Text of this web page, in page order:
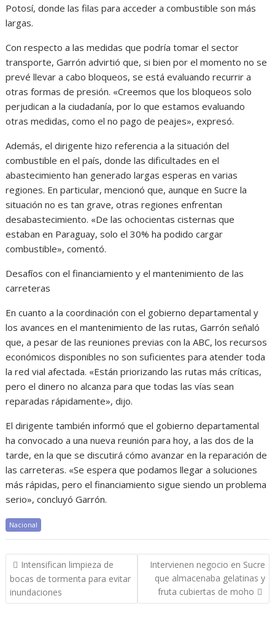
Potosí, donde las filas para acceder a combustible son más
largas.
Con respecto a las medidas que podría tomar el sector
transporte, Garrón advirtió que, si bien por el momento no se
prevé llevar a cabo bloqueos, se está evaluando recurrir a
otras formas de presión. «Creemos que los bloqueos solo
perjudican a la ciudadanía, por lo que estamos evaluando
otras medidas, como el no pago de peajes», expresó.
Además, el dirigente hizo referencia a la situación del
combustible en el país, donde las dificultades en el
abastecimiento han generado largas esperas en varias
regiones. En particular, mencionó que, aunque en Sucre la
situación no es tan grave, otras regiones enfrentan
desabastecimiento. «De las ochocientas cisternas que
estaban en Paraguay, solo el 30% ha podido cargar
combustible», comentó.
Desafíos con el financiamiento y el mantenimiento de las
carreteras
En cuanto a la coordinación con el gobierno departamental y
los avances en el mantenimiento de las rutas, Garrón señaló
que, a pesar de las reuniones previas con la ABC, los recursos
económicos disponibles no son suficientes para atender toda
la red vial afectada. «Están priorizando las rutas más críticas,
pero el dinero no alcanza para que todas las vías sean
reparadas rápidamente», dijo.
El dirigente también informó que el gobierno departamental
ha convocado a una nueva reunión para hoy, a las dos de la
tarde, en la que se discutirá cómo avanzar en la reparación de
las carreteras. «Se espera que podamos llegar a soluciones
más rápidas, pero el financiamiento sigue siendo un problema
serio», concluyó Garrón.
Nacional
Navegación
de
entradas
Intensifican limpieza de
bocas de tormenta para evitar
inundaciones
Intervienen negocio en Sucre
que almacenaba gelatinas y
fruta cubiertas de moho